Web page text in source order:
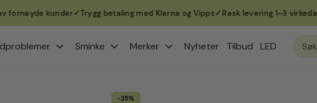
kunder Trygg betaling med Klarna og Vipps Rask levering 1–3 virkedager
Sminke Merker Nyheter Tilbud LED
Søk
etter:
-25%